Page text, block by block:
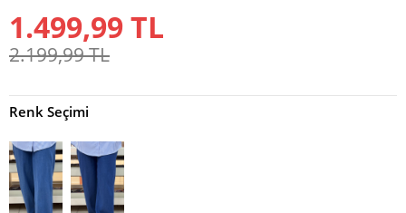
1.499,99TL
2.199,99TL
Renk Seçimi